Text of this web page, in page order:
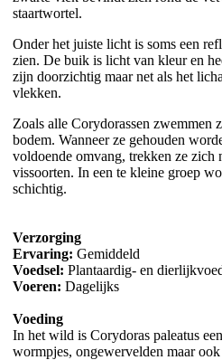
staartwortel.
Onder het juiste licht is soms een
zien. De buik is licht van kleur en
zijn doorzichtig maar net als het
vlekken.
Zoals alle Corydorassen zwemmen
bodem. Wanneer ze gehouden
voldoende omvang, trekken ze zich
vissoorten. In een te kleine groep
schichtig.
Verzorging
Ervaring: Gemiddeld
Voedsel: Plantaardig- en
Voeren: Dagelijks
Voeding
In het wild is Corydoras paleatus
wormpjes, ongewervelden maar